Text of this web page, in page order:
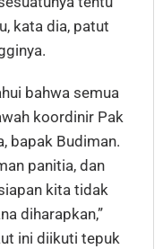
kata dia, patut
bahwa semua
koordinir Pak
bapak Budiman.
panitia, dan
kita tidak
diharapkan,”
ini diikuti tepuk